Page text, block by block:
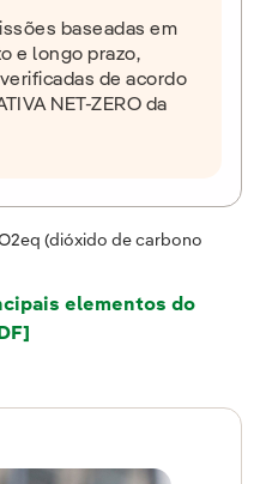
baseadas em
e longo prazo,
de acordo
NET-ZERO da
(dióxido de carbono
elementos do